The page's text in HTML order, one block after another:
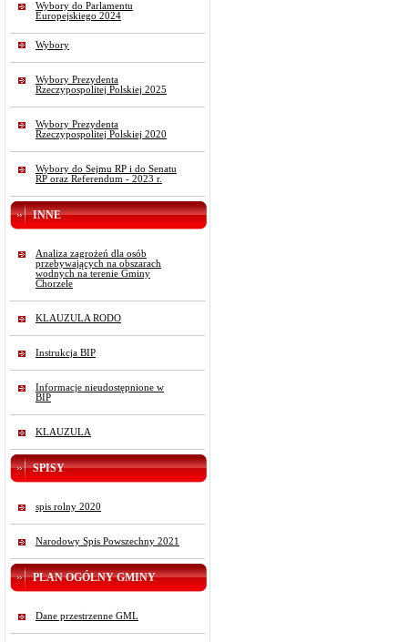
Wybory do Parlamentu
Europejskiego 2024
Wybory
Wybory Prezydenta
Rzeczypospolitej Polskiej 2025
Wybory Prezydenta
Rzeczypospolitej Polskiej 2020
Wybory do Sejmu RP i do Senatu
RP oraz Referendum - 2023 r.
INNE
Analiza zagrożeń dla osób
przebywających na obszarach
wodnych na terenie Gminy
Chorzele
KLAUZULA RODO
Instrukcja BIP
Informacje nieudostępnione w
BIP
KLAUZULA
SPISY
spis rolny 2020
Narodowy Spis Powszechny 2021
PLAN OGÓLNY GMINY
Dane przestrzenne GML